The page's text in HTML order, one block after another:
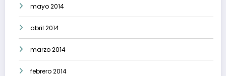
mayo 2014
abril 2014
marzo 2014
febrero 2014